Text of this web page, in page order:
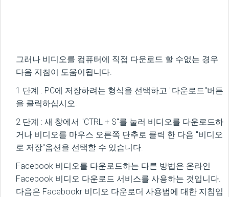
그러나 비디오를 컴퓨터에 직접 다운로드 할 수없는 경우
다음 지침이 도움이됩니다.
1 단계 : PC에 저장하려는 형식을 선택하고 "다운로드"버튼
을 클릭하십시오.
2 단계 : 새 창에서 "CTRL + S"를 눌러 비디오를 다운로드하
거나 비디오를 마우스 오른쪽 단추로 클릭 한 다음 "비디오
로 저장"옵션을 선택할 수 있습니다.
Facebook 비디오를 다운로드하는 다른 방법은 온라인
Facebook 비디오 다운로드 서비스를 사용하는 것입니다.
다음은 Facebookr 비디오 다운로더 사용법에 대한 지침입